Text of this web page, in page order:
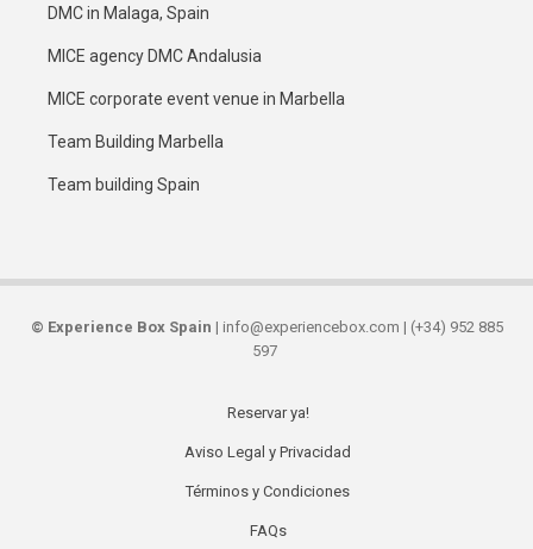
DMC in Malaga, Spain
MICE agency DMC Andalusia
MICE corporate event venue in Marbella
Team Building Marbella
Team building Spain
© Experience Box Spain | info@experiencebox.com | (+34) 952 885
597
Reservar ya!
Aviso Legal y Privacidad
Términos y Condiciones
FAQs